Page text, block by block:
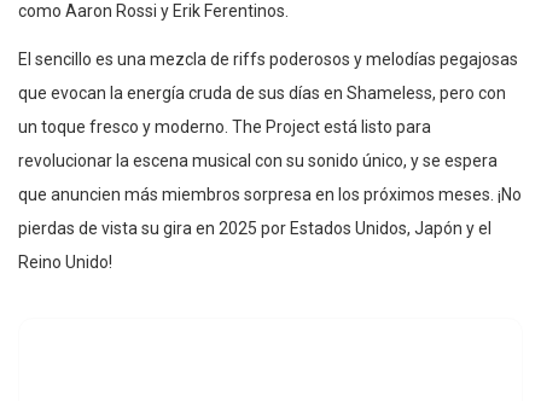
como Aaron Rossi y Erik Ferentinos.
El sencillo es una mezcla de riffs poderosos y melodías pegajosas
que evocan la energía cruda de sus días en Shameless, pero con
un toque fresco y moderno. The Project está listo para
revolucionar la escena musical con su sonido único, y se espera
que anuncien más miembros sorpresa en los próximos meses. ¡No
pierdas de vista su gira en 2025 por Estados Unidos, Japón y el
Reino Unido!